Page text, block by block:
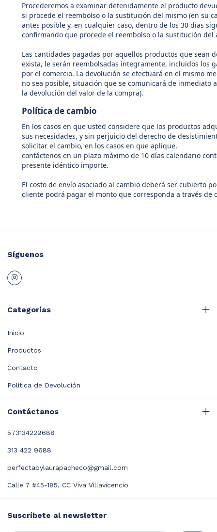
Procederemos a examinar detenidamente el producto
si procede el reembolso o la sustitución del mismo (en su
antes posible y, en cualquier caso, dentro de los 30 días
confirmando que procede el reembolso o la sustitución del
Las cantidades pagadas por aquellos productos que sean
exista, le serán reembolsadas íntegramente, incluidos los
por el comercio. La devolución se efectuará en el mismo
no sea posible, situación que se comunicará de
la devolución del valor de la compra).
Política de cambio
En los casos en que usted considere que los productos
sus necesidades, y sin perjuicio del derecho de
solicitar el cambio, en los casos en que aplique,
contáctenos en un plazo máximo de 10 días calendario
presente idéntico importe.
El costo de envío asociado al cambio deberá ser cubierto
cliente podrá pagar el monto que corresponda a través
Síguenos
Categorías
Inicio
Productos
Contacto
Política de Devolución
Contáctanos
573134229688
313 422 9688
perfectabylaurapacheco@gmail.com
Calle 7 #45-185, CC Viva Villavicencio
Suscríbete al newsletter